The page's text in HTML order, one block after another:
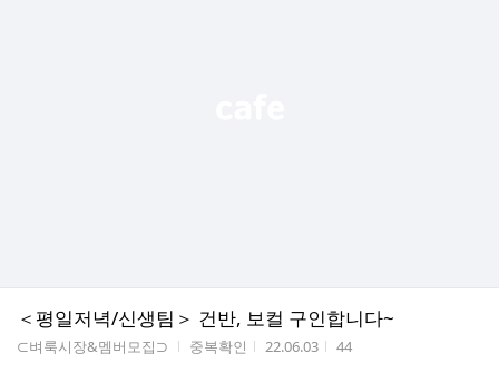
＜평일저녁/신생팀＞ 건반, 보컬 구인합니다~
게시판명
⊂벼룩시장&멤버모집⊃ 작성자
중복확인 작성시간
22.06.03 조회수
44